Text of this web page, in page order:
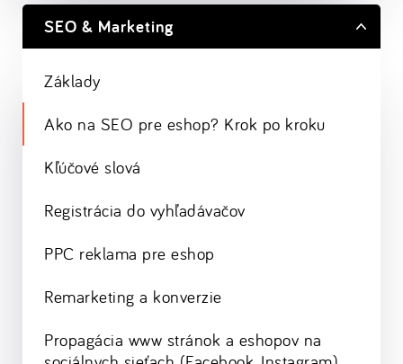
SEO & Marketing
Základy
Ako na SEO pre eshop? Krok po kroku
Kľúčové slová
Registrácia do vyhľadávačov
PPC reklama pre eshop
Remarketing a konverzie
Propagácia www stránok a eshopov na